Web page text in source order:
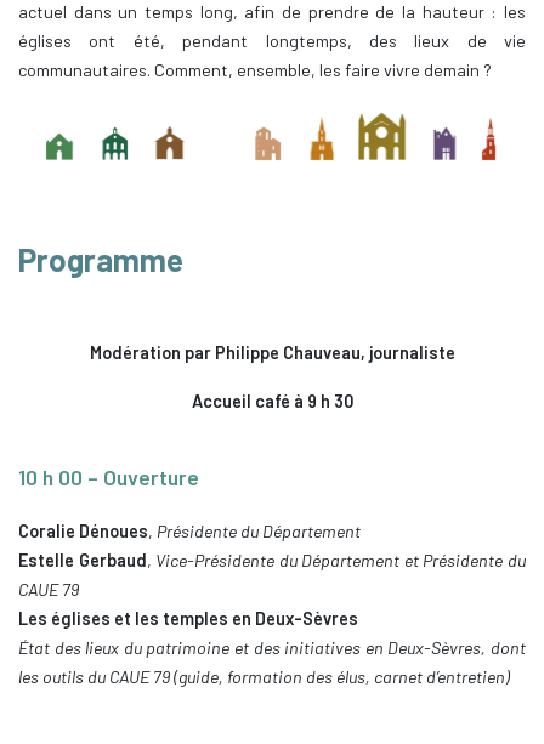
actuel dans un temps long, afin de prendre de la hauteur : les
églises ont été, pendant longtemps, des lieux de vie
communautaires. Comment, ensemble, les faire vivre demain ?
Programme
Modération par Philippe Chauveau, journaliste
Accueil café à 9 h 30
10 h 00 – Ouverture
Coralie Dénoues, Présidente du Département
Estelle Gerbaud, Vice-Présidente du Département et Présidente du
CAUE 79
Les églises et les temples en Deux-Sèvres
État des lieux du patrimoine et des initiatives en Deux-Sèvres, dont
les outils du CAUE 79 (guide, formation des élus, carnet d’entretien)